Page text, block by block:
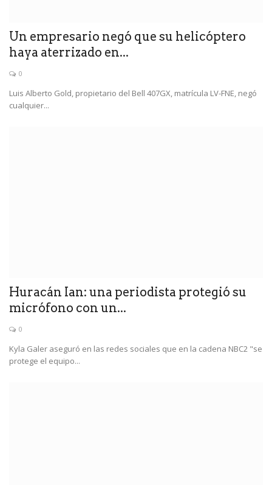
Un empresario negó que su helicóptero
haya aterrizado en...
0
Luis Alberto Gold, propietario del Bell 407GX, matrícula LV-FNE, negó
cualquier...
Huracán Ian: una periodista protegió su
micrófono con un...
0
Kyla Galer aseguró en las redes sociales que en la cadena NBC2 "se
protege el equipo...